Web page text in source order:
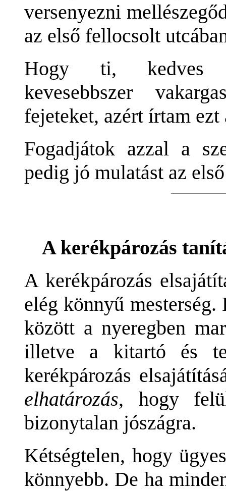
versenyezni
az első fellocsolt
Hogy ti, kedves
kevesebbszer
fejeteket, azért írtam
Fogadjátok azzal a
pedig jó mulatást az
A kerékpározás
A kerékpározás
elég könnyű
között a nyeregben
illetve a kitartó és
kerékpározás
elhatározás, hogy
bizonytalan jószágra.
Kétségtelen, hogy
könnyebb. De ha